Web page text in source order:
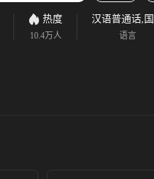
热度
10.4万人
汉语普通话,
语言